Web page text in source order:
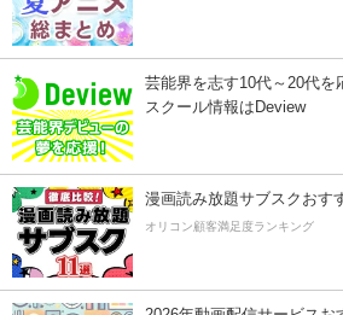
芸能界を志す10代～20代を
スクール情報はDeview
漫画読み放題サブスクおす
オリコン顧客満足度ランキング